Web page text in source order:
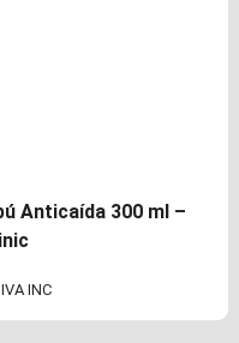
Anticaída 300 ml –
IVA INC